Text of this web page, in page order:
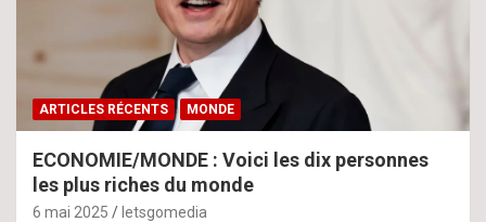
ARTICLES RÉCENTS MONDE
ECONOMIE/MONDE : Voici les dix personnes
les plus riches du monde
6 mai 2025 letsgomedia